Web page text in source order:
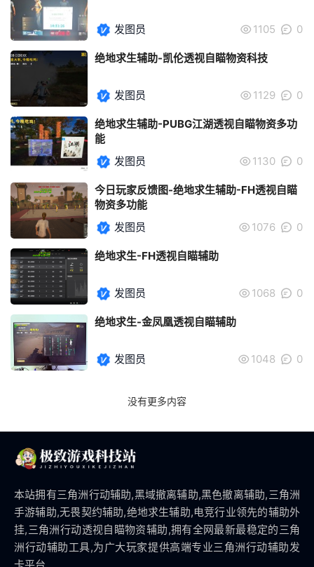
发图员 1105 0
绝地求生辅助-凯伦透视自瞄物资科技
发图员 1129 0
绝地求生辅助-PUBG江湖透视自瞄物资多功
能
发图员
1130 0
今日玩家反馈图-绝地求生辅助-FH透视自瞄
物资多功能
发图员
1076 0
绝地求生-FH透视自瞄辅助
发图员 1068 0
绝地求生-金凤凰透视自瞄辅助
发图员 1048 0
没有更多内容
本站拥有三角洲行动辅助,黑域撤离辅助,黑色撤离辅助,三角洲
手游辅助,无畏契约辅助,绝地求生辅助,电竞行业领先的辅助外
挂,三角洲行动透视自瞄物资辅助,拥有全网最新最稳定的三角
洲行动辅助工具,为广大玩家提供高端专业三角洲行动辅助发